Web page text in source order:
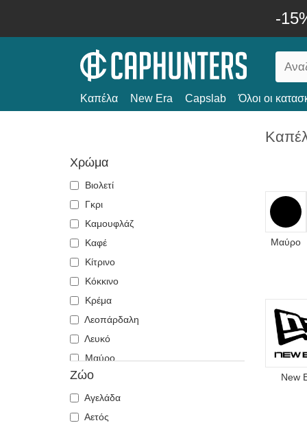
-
Καπέλα New Era Capslab Όλοι οι
Χρώμα
Βιολετί
Γκρι
Καμουφλάζ
Καφέ
Κίτρινο
Κόκκινο
Κρέμα
Λεοπάρδαλη
Λευκό
Μαύρο
Μπεζ
Μπλε
Ναυτικό μπλε
Ζώο
Αγελάδα
Αετός
Μαύρο
New